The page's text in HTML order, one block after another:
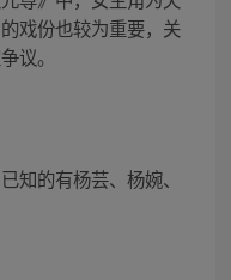
戏份也较为重要，关
议。
知的有杨芸、杨婉、